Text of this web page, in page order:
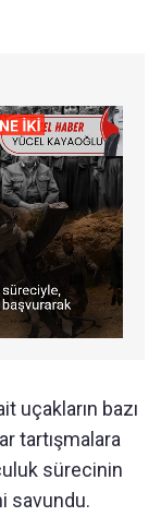
uçakların bazı
tartışmalara
sürecinin
savundu.